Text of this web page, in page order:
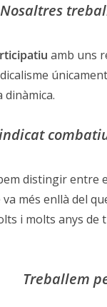
Nosaltres
amb uns
distingir entre
més enllà del
i molts anys de
Treballem